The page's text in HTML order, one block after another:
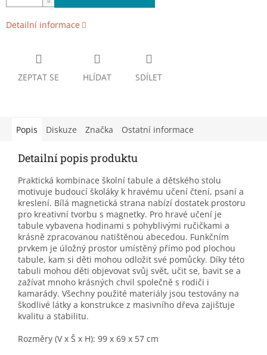
Detailní informace
ZEPTAT SE HLÍDAT SDÍLET
Popis Diskuze Značka Ostatní informace
Detailní popis produktu
Praktická kombinace školní tabule a dětského stolu
motivuje budoucí školáky k hravému učení čtení, psaní a
kreslení. Bílá magnetická strana nabízí dostatek prostoru
pro kreativní tvorbu s magnetky. Pro hravé učení je
tabule vybavena hodinami s pohyblivými ručičkami a
krásně zpracovanou natištěnou abecedou. Funkčním
prvkem je úložný prostor umístěný přímo pod plochou
tabule, kam si děti mohou odložit své pomůcky. Díky této
tabuli mohou děti objevovat svůj svět, učit se, bavit se a
zažívat mnoho krásných chvil společně s rodiči i
kamarády. Všechny použité materiály jsou testovány na
škodlivé látky a konstrukce z masivního dřeva zajišťuje
kvalitu a stabilitu.
Rozměry (V x Š x H): 99 x 69 x 57 cm